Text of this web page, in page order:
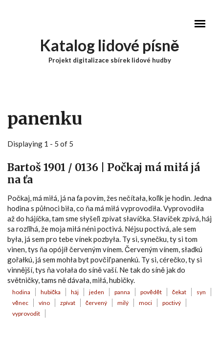
Katalog lidové písně
Projekt digitalizace sbírek lidové hudby
panenku
Displaying 1 - 5 of 5
Bartoš 1901 / 0136 | Počkaj má miłá já
na ťa
Počkaj, má miłá, já na ťa povím, žes nečítała, koľik je hodin. Jedna
hodina s půłnoci biła, co ňa má miłá vyprovodiła. Vyprovodiła
až do hájíčka, tam sme słyšeľi zpívat słavíčka. Słavíček zpívá, háj
sa rozľíhá, že moja miłá néni poctivá. Néjsu poctivá, ale sem
była, já sem pro tebe vínek pozbyła. Ty si, synečku, ty si tom
vinen, tys ňa opójíł červeným vínem. Červeným vínem, sładkú
gořałkú, já sem mohła byt povčiľ panenkú. Ty si, cérečko, ty si
vinnější, tys ňa vołała do síně vaší. Ne tak do síně jak do
světničky, tams ně dávała, miłá, hubičky.
hodina hubička háj jeden panna povědět čekat
syn
věnec
víno zpívat červený milý moci
poctivý
vyprovodit